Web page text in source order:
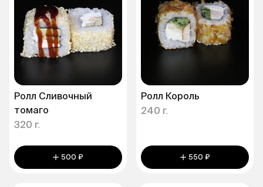
Ролл Сливочный
томаго
320 г.
500 ₽
Ролл Король
240 г.
550 ₽